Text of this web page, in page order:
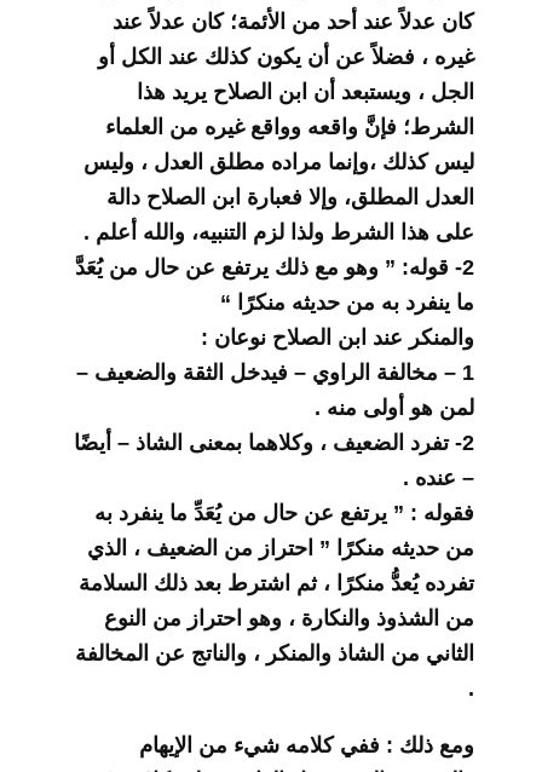
كان عدلاً عند أحد من الأئمة؛ كان عدلاً عند
غيره ، فضلاً عن أن يكون كذلك عند الكل أو
الجل ، ويستبعد أن ابن الصلاح يريد هذا
الشرط؛ فإنَّ واقعه وواقع غيره من العلماء
ليس كذلك ،وإنما مراده مطلق العدل ، وليس
العدل المطلق، وإلا فعبارة ابن الصلاح دالة
على هذا الشرط ولذا لزم التنبيه، والله أعلم .
2- قوله: ” وهو مع ذلك يرتفع عن حال من يُعَدَّ
ما ينفرد به من حديثه منكرًا “
والمنكر عند ابن الصلاح نوعان :
1 – مخالفة الراوي – فيدخل الثقة والضعيف –
لمن هو أولى منه .
2- تفرد الضعيف ، وكلاهما بمعنى الشاذ – أيضًا
– عنده .
فقوله : ” يرتفع عن حال من يُعَدِّ ما ينفرد به
من حديثه منكرًا ” احتراز من الضعيف ، الذي
تفرده يُعدُّ منكرًا ، ثم اشترط بعد ذلك السلامة
من الشذوذ والنكارة ، وهو احتراز من النوع
الثاني من الشاذ والمنكر ، والناتج عن المخالفة
.
ومع ذلك : ففي كلامه شيء من الإيهام